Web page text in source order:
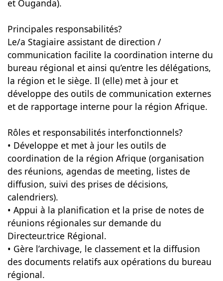
et Ouganda).
Principales responsabilités?
Le/a Stagiaire assistant de direction /
communication facilite la coordination interne du
bureau régional et ainsi qu’entre les délégations,
la région et le siège. Il (elle) met à jour et
développe des outils de communication externes
et de rapportage interne pour la région Afrique.
Rôles et responsabilités interfonctionnels?
• Développe et met à jour les outils de
coordination de la région Afrique (organisation
des réunions, agendas de meeting, listes de
diffusion, suivi des prises de décisions,
calendriers).
• Appui à la planification et la prise de notes de
réunions régionales sur demande du
Directeur.trice Régional.
• Gère l’archivage, le classement et la diffusion
des documents relatifs aux opérations du bureau
régional.